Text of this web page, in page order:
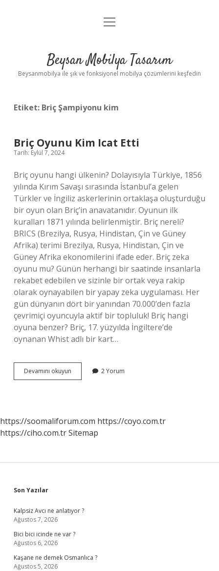
Anasayfa
Yasal Uyarı
menüyü
Beysan Mobilya Tasarım
Beysanmobilya ile şık ve fonksiyonel mobilya çözümlerini keşfedin
Etiket: Briç Şampiyonu kim
Briç Oyunu Kim Icat Etti
Tarih: Eylül 7, 2024
Briç oyunu hangi ülkenin? Dolayısıyla Türkiye, 1856
yılında Kırım Savaşı sırasında İstanbul’a gelen
Türkler ve İngiliz askerlerinin ortaklaşa oluşturduğu
bir oyun olan Briç’in anavatanıdır. Oyunun ilk
kuralları 1871 yılında belirlenmiştir. Briç nereli?
BRICS (Brezilya, Rusya, Hindistan, Çin ve Güney
Afrika) terimi Brezilya, Rusya, Hindistan, Çin ve
Güney Afrika ekonomilerini ifade eder. Briç zeka
oyunu mu? Günün herhangi bir saatinde insanlarla
rekabet edebilen ve sizinle bir ortak veya rakip
olarak oynayabilen bir yapay zeka uygulaması. Her
gün dünyanın dört bir yanından 70.000’den fazla
çevrimiçi oyuncuyla aktif bir topluluk! Briç hangi
oyuna benzer? Briç, 17. yüzyılda İngiltere’de
oynanan Whist adlı bir kart…
Devamını okuyun
Oyunu
2 Yorum
https://soomaliforum.com https://coyo.com.tr
https://ciho.com.trSitemap
Sidebar
Son Yazılar
Kalpsiz Avcı ne anlatıyor ?
Ağustos 7, 2026
Bici bici icinde ne var ?
Ağustos 6, 2026
Kaşane ne demek Osmanlıca ?
Ağustos 5, 2026